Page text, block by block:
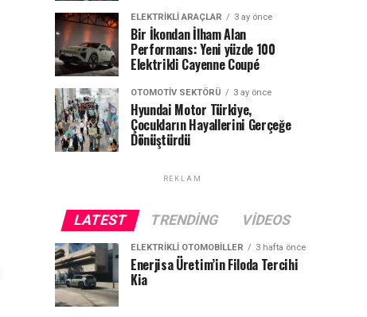
ELEKTRIKLI ARAÇLAR 3 ay önce
Bir İkondan İlham Alan
Performans: Yeni yüzde 100
Elektrikli Cayenne Coupé
OTOMOTIV SEKTÖRÜ 3 ay önce
Hyundai Motor Türkiye,
Çocukların Hayallerini Gerçeğe
Dönüştürdü
REKLAM
LATEST TRENDING VIDEOS
ELEKTRIKLI OTOMOBILLER 3 hafta önce
Enerjisa Üretim’in Filoda Tercihi
Kia